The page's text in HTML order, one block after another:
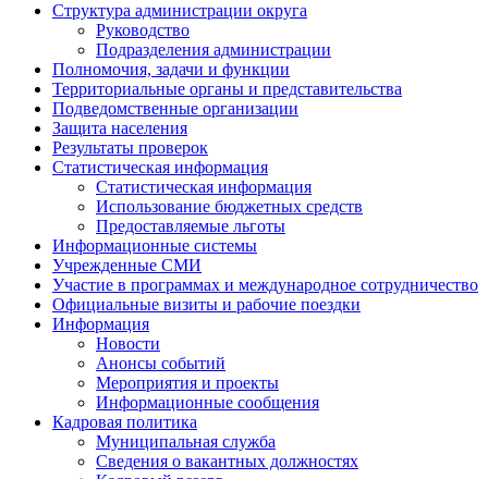
Структура администрации округа
Руководство
Подразделения администрации
Полномочия, задачи и функции
Территориальные органы и представительства
Подведомственные организации
Защита населения
Результаты проверок
Статистическая информация
Статистическая информация
Использование бюджетных средств
Предоставляемые льготы
Информационные системы
Учрежденные СМИ
Участие в программах и международное сотрудничество
Официальные визиты и рабочие поездки
Информация
Новости
Анонсы событий
Мероприятия и проекты
Информационные сообщения
Кадровая политика
Муниципальная служба
Сведения о вакантных должностях